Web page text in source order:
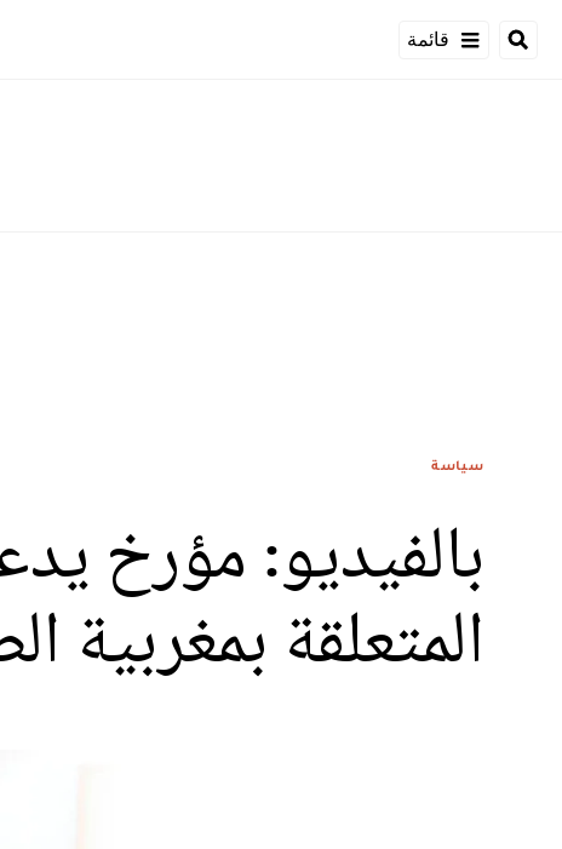
قائمة
سياسة
بالفيديو: مؤرخ
المتعلقة بمغربية